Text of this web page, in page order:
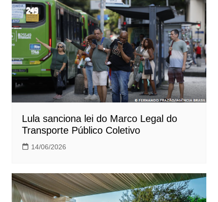
Lula sanciona lei do Marco Legal do
Transporte Público Coletivo
14/06/2026